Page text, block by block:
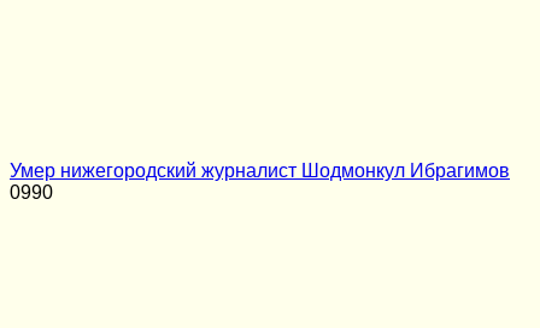
Умер нижегородский журналист Шодмонкул Ибрагимов
0990